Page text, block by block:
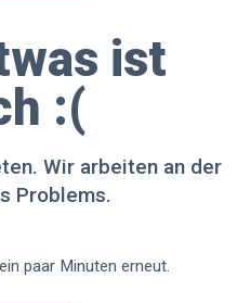
ist
:(
Wir arbeiten an der
Problems.
paar Minuten erneut.